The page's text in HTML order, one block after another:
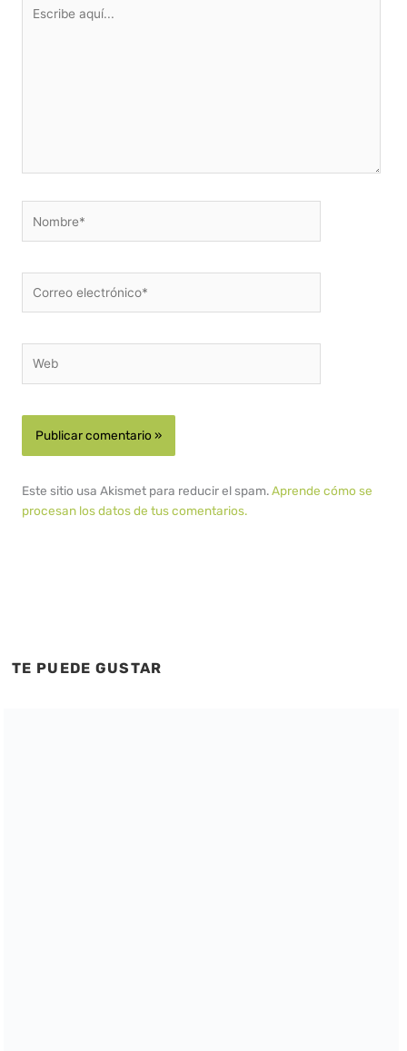
aquí...
electrónico*
Este sitio usa Akismet para reducir el spam.Aprende cómo se
procesan los datos de tus comentarios.
TE PUEDE GUSTAR